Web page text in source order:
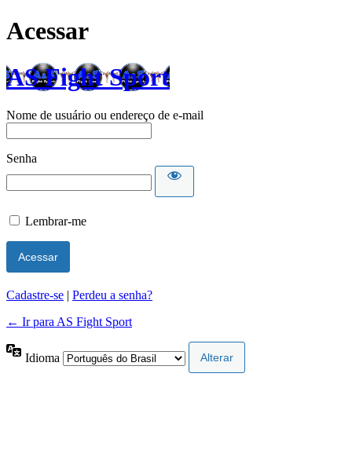
Acessar
AS Fight Sport
Nome de usuário ou endereço de e-mail
Senha
Lembrar-me
Cadastre-se | Perdeu a senha?
← Ir para AS Fight Sport
Idioma